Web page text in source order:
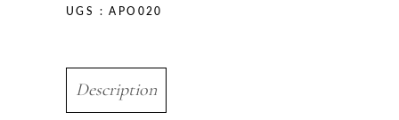
UGS :APO020
Description